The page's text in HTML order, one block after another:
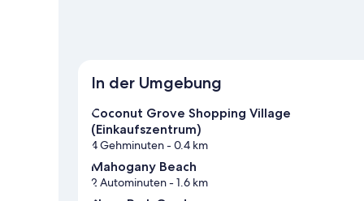
In der Umgebung
Coconut Grove Shopping Village
(Einkaufszentrum)
4 Gehminuten- 0.4 km
Mahogany Beach
2 Autominuten- 1.6 km